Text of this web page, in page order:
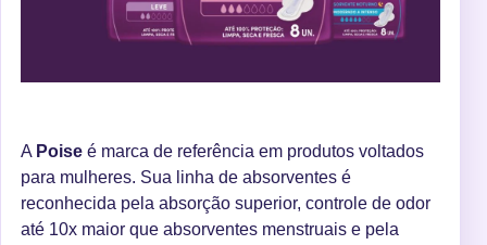
A Poise é marca de referência em produtos voltados
para mulheres. Sua linha de absorventes é
reconhecida pela absorção superior, controle de odor
até 10x maior que absorventes menstruais e pela